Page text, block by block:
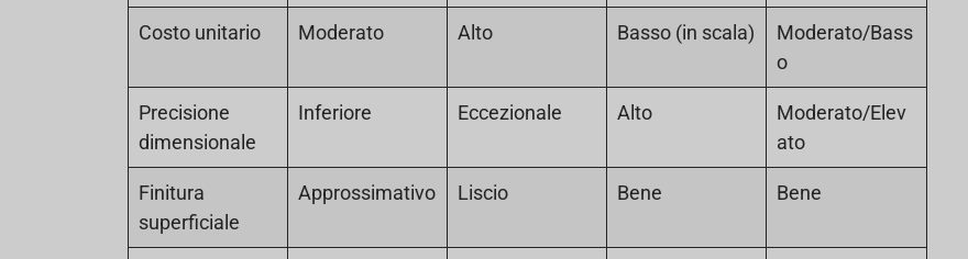
Costo unitario Moderato Alto Basso (in scala)
Moderato/Bass
o
Precisione
dimensionale
Inferiore Eccezionale Alto
Moderato/Elev
ato
Finitura
superficiale
Approssimativo Liscio Bene Bene